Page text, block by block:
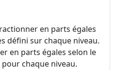
en parts égales
défini sur chaque niveau.
en parts égales selon le
chaque niveau.